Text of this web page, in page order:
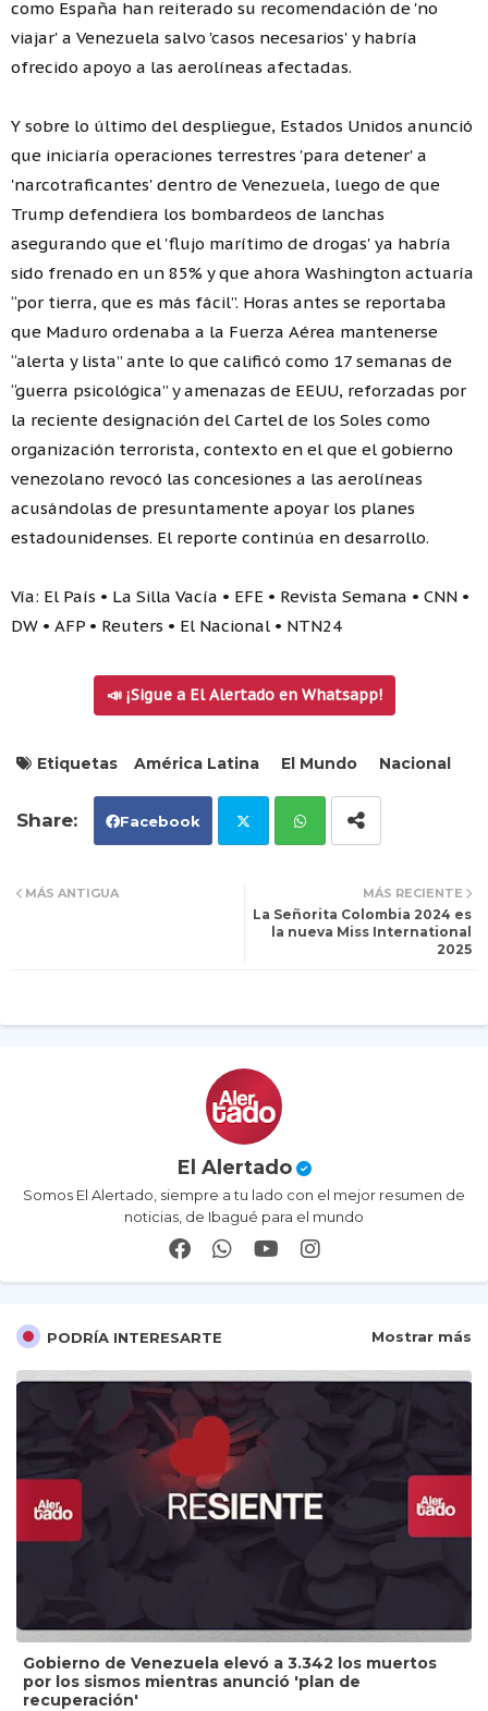
como España han reiterado su recomendación de 'no
viajar' a Venezuela salvo 'casos necesarios' y habría
ofrecido apoyo a las aerolíneas afectadas.
Y sobre lo último del despliegue, Estados Unidos anunció
que iniciaría operaciones terrestres 'para detener' a
'narcotraficantes' dentro de Venezuela, luego de que
Trump defendiera los bombardeos de lanchas
asegurando que el 'flujo marítimo de drogas' ya habría
sido frenado en un 85% y que ahora Washington actuaría
“por tierra, que es más fácil”. Horas antes se reportaba
que Maduro ordenaba a la Fuerza Aérea mantenerse
“alerta y lista” ante lo que calificó como 17 semanas de
“guerra psicológica” y amenazas de EEUU, reforzadas por
la reciente designación del Cartel de los Soles como
organización terrorista, contexto en el que el gobierno
venezolano revocó las concesiones a las aerolíneas
acusándolas de presuntamente apoyar los planes
estadounidenses. El reporte continúa en desarrollo.
Vía: El País • La Silla Vacía • EFE • Revista Semana • CNN •
DW • AFP • Reuters • El Nacional • NTN24
📣 ¡Sigue a El Alertado en Whatsapp!
Etiquetas América Latina El Mundo Nacional
Facebook
ats
MÁS RECIENTE
La Señorita Colombia 2024 es
la nueva Miss International
2025
MÁS ANTIGUA
El Alertado
Somos El Alertado, siempre a tu lado con el mejor resumen de
noticias, de Ibagué para el mundo
PODRÍA INTERESARTE Mostrar más
Gobierno de Venezuela elevó a 3.342 los muertos
por los sismos mientras anunció 'plan de
recuperación'